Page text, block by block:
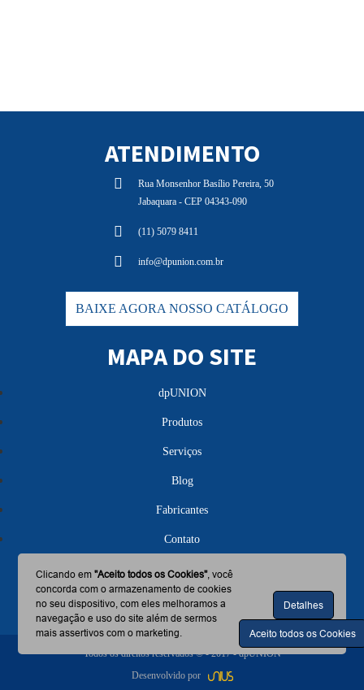
ATENDIMENTO
Rua Monsenhor Basílio Pereira, 50
Jabaquara - CEP 04343-090
(11) 5079 8411
info@dpunion.com.br
BAIXE AGORA NOSSO CATÁLOGO
MAPA DO SITE
dpUNION
Produtos
Serviços
Blog
Fabricantes
Contato
Todos os direitos reservados © - 2017 - dpUNION
Desenvolvido por
Clicando em"Aceito todos os Cookies", você
concorda com o armazenamento de cookies
no seu dispositivo, com eles melhoramos a
navegação e uso do site além de sermos
mais assertivos com o marketing.
Detalhes
Aceito todos os Cookies